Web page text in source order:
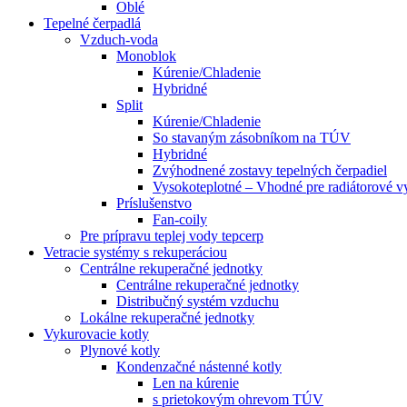
Oblé
Tepelné čerpadlá
Vzduch-voda
Monoblok
Kúrenie/Chladenie
Hybridné
Split
Kúrenie/Chladenie
So stavaným zásobníkom na TÚV
Hybridné
Zvýhodnené zostavy tepelných čerpadiel
Vysokoteplotné – Vhodné pre radiátorové
Príslušenstvo
Fan-coily
Pre prípravu teplej vody tepcerp
Vetracie systémy s rekuperáciou
Centrálne rekuperačné jednotky
Centrálne rekuperačné jednotky
Distribučný systém vzduchu
Lokálne rekuperačné jednotky
Vykurovacie kotly
Plynové kotly
Kondenzačné nástenné kotly
Len na kúrenie
s prietokovým ohrevom TÚV